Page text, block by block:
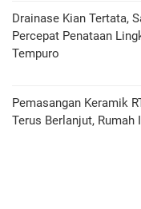
Drainase Kian Tertata,
Percepat Penataan
Tempuro
Pemasangan Keramik
Terus Berlanjut, Rumah